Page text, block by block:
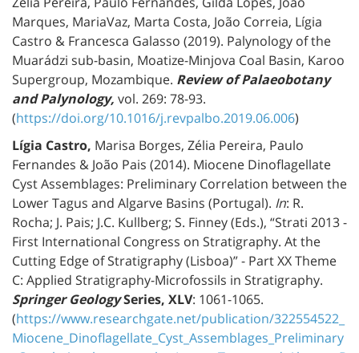
Marques, MariaVaz, Marta Costa, João Correia, Lígia
Castro & Francesca Galasso (2019). Palynology of the
Muarádzi sub-basin, Moatize-Minjova Coal Basin, Karoo
Supergroup, Mozambique. Review of Palaeobotany
and Palynology, vol. 269: 78-93.
(https://doi.org/10.1016/j.revpalbo.2019.06.006)
Lígia Castro, Marisa Borges, Zélia Pereira, Paulo
Fernandes & João Pais (2014). Miocene Dinoflagellate
Cyst Assemblages: Preliminary Correlation between the
Lower Tagus and Algarve Basins (Portugal). In: R.
Rocha; J. Pais; J.C. Kullberg; S. Finney (Eds.), “Strati 2013 -
First International Congress on Stratigraphy. At the
Cutting Edge of Stratigraphy (Lisboa)” - Part XX Theme
C: Applied Stratigraphy-Microfossils in Stratigraphy.
Springer GeologySeries, XLV: 1061-1065.
(https://www.researchgate.net/publication/322554522_
Miocene_Dinoflagellate_Cyst_Assemblages_Preliminary